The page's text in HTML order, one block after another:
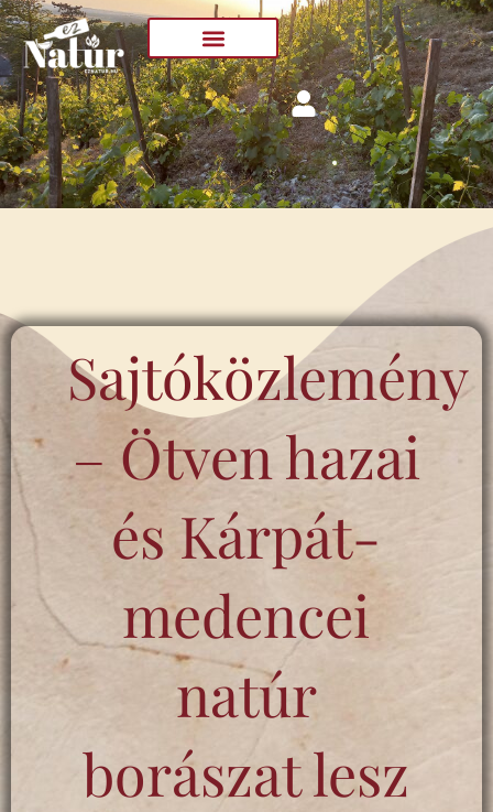
Skip
to
content
Sajtóközlemény
– Ötven hazai
és Kárpát-
medencei
natúr
borászat lesz